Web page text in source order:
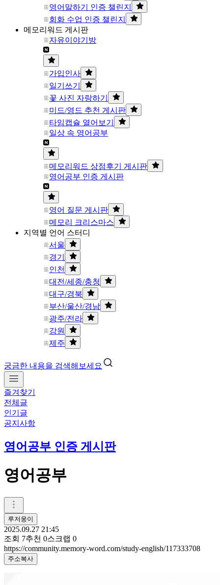
영어말하기 인증 챌린지
회화 수업 인증 챌린지
메모리워드 게시판
자유이야기방
가입인사
일기쓰기
꽃 사진 자랑하기
미드/영드 추천 게시판
타임캡슐 열어보기
일상 속 영어공부
메모리워드 상점후기 게시판
영어공부 인증 게시판
영어 질문 게시판
메모리 크리스마스
지역별 언어 스터디
서울
경기
인천
대전/세종/충청
대구/경북
부산/울산/경남
광주/전라
강원
제주
궁금한 내용을 검색해보세요
즐겨찾기
전체글
인기글
공지사항
영어공부 인증 게시판
영어공부
루저웅이
2025.09.27 21:45
조회 7추천 0스크랩 0
https://community.memory-word.com/study-english/117333708
주소복사